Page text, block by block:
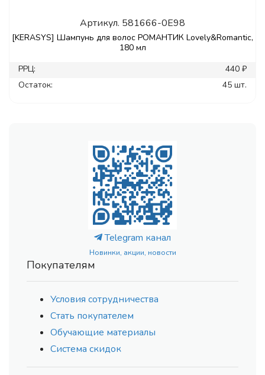
Артикул. 581666-0E98
[KERASYS] Шампунь для волос РОМАНТИК Lovely&Romantic,
180 мл
РРЦ:
440 ₽
Остаток:
45 шт.
Telegram канал
Новинки, акции, новости
Покупателям
Условия сотрудничества
Стать покупателем
Обучающие материалы
Система скидок